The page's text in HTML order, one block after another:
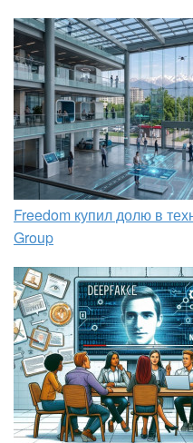
Freedom купил долю в
Group